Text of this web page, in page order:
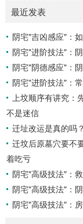
你需
干日
步必
最近发表
阴宅"吉凶感应"：
阴宅"进阶技法"：
阴宅"阴德感应"：
阴宅"进阶技法"：
上坟顺序有讲究
不是迷信
迁址改运是真的吗
迁坟后原墓穴要不
着吃亏
阴宅"高级技法"：
阴宅"高级技法"：
阴宅"高级技法"：